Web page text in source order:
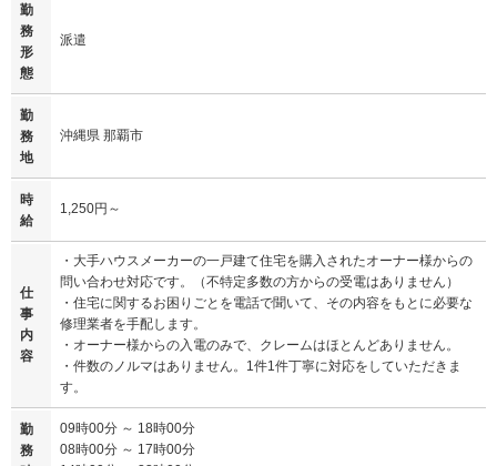
勤
務
形
態
派遣
勤
務
地
沖縄県 那覇市
時
給
1,250円～
仕
事
内
容
・大手ハウスメーカーの一戸建て住宅を購入されたオーナー様からの
問い合わせ対応です。（不特定多数の方からの受電はありません）
・住宅に関するお困りごとを電話で聞いて、その内容をもとに必要な
修理業者を手配します。
・オーナー様からの入電のみで、クレームはほとんどありません。
・件数のノルマはありません。1件1件丁寧に対応をしていただきま
す。
勤
務
09時00分 ～ 18時00分
08時00分 ～ 17時00分